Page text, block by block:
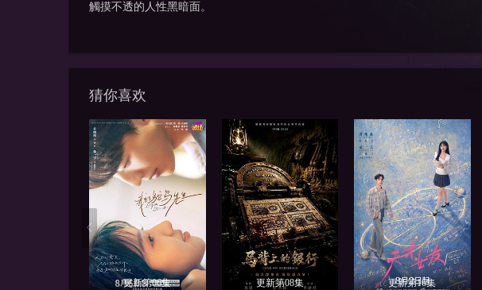
觸摸不透的人性黑暗面。
猜你喜欢
更新第06集 更新第08集 更新第16集